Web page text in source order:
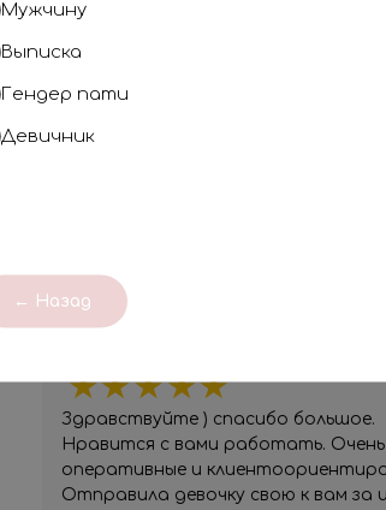
Мужчину
Выписка
Гендер пати
Девичник
← Назад
Наша компания на
Юлия
Здравствуйте ) спасибо большое.
Нравится с вами работать. Очень
оперативные и
Отправила девочку свою к вам за